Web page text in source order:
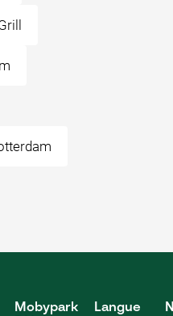
Mobypark
Langue